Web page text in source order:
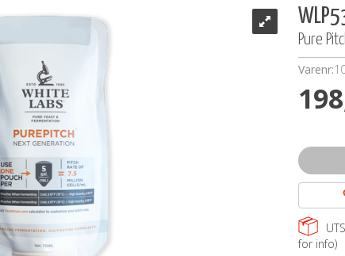
Pure
Varenr:
for info)